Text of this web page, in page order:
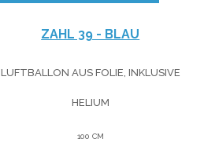
ZAHL 39 - BLAU
LUFTBALLON AUS FOLIE, INKLUSIVE
HELIUM
100 CM